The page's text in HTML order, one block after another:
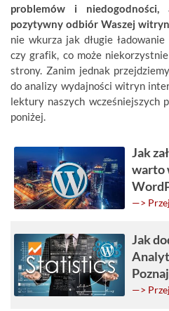
problemów i
pozytywny odbiór Waszej
nie wkurza jak długie
czy grafik, co może
strony. Zanim jednak
do analizy wydajności witryn
lektury naszych wcześniejszych
poniżej.
Jak
warto
—>
Jak
—>